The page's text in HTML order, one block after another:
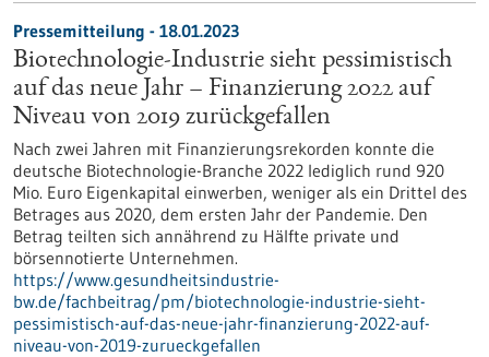
Pressemitteilung - 18.01.2023
Biotechnologie-Industrie sieht pessimistisch
auf das neue Jahr – Finanzierung 2022 auf
Niveau von 2019 zurückgefallen
Nach zwei Jahren mit Finanzierungsrekorden konnte die
deutsche Biotechnologie-Branche 2022 lediglich rund 920
Mio. Euro Eigenkapital einwerben, weniger als ein Drittel des
Betrages aus 2020, dem ersten Jahr der Pandemie. Den
Betrag teilten sich annährend zu Hälfte private und
börsennotierte Unternehmen.
https://www.gesundheitsindustrie-
bw.de/fachbeitrag/pm/biotechnologie-industrie-sieht-
pessimistisch-auf-das-neue-jahr-finanzierung-2022-auf-
niveau-von-2019-zurueckgefallen